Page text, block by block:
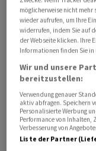
Mit den
die
fristgerecht
Mitteilung des
Zweiradherstellers
Die Gläubiger
mit einer Quote
23. Mai zu erfüllen
Finanzierung der
möglicherweise nicht mehr
wieder aufrufen, um Ihre
widerrufen, indem Sie auf
der Webseite klicken. Ihre
Informationen finden Sie
Wir und unsere
bereitzustellen:
Verwendung genauer
aktiv abfragen. Speichern
Personalisierte Werbung
Performance von Inhalten,
Verbesserung von
Liste der Partner